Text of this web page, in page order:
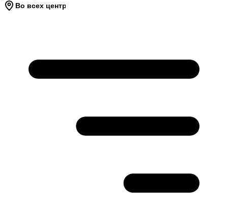
Во всех центрах